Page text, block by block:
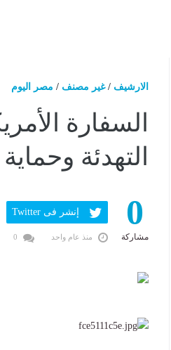
الارشيف /غير مصنف / مصر اليوم
السفارة
التهدئة
0
مشاركة
إنشر فى Twitter
منذ عام واحد